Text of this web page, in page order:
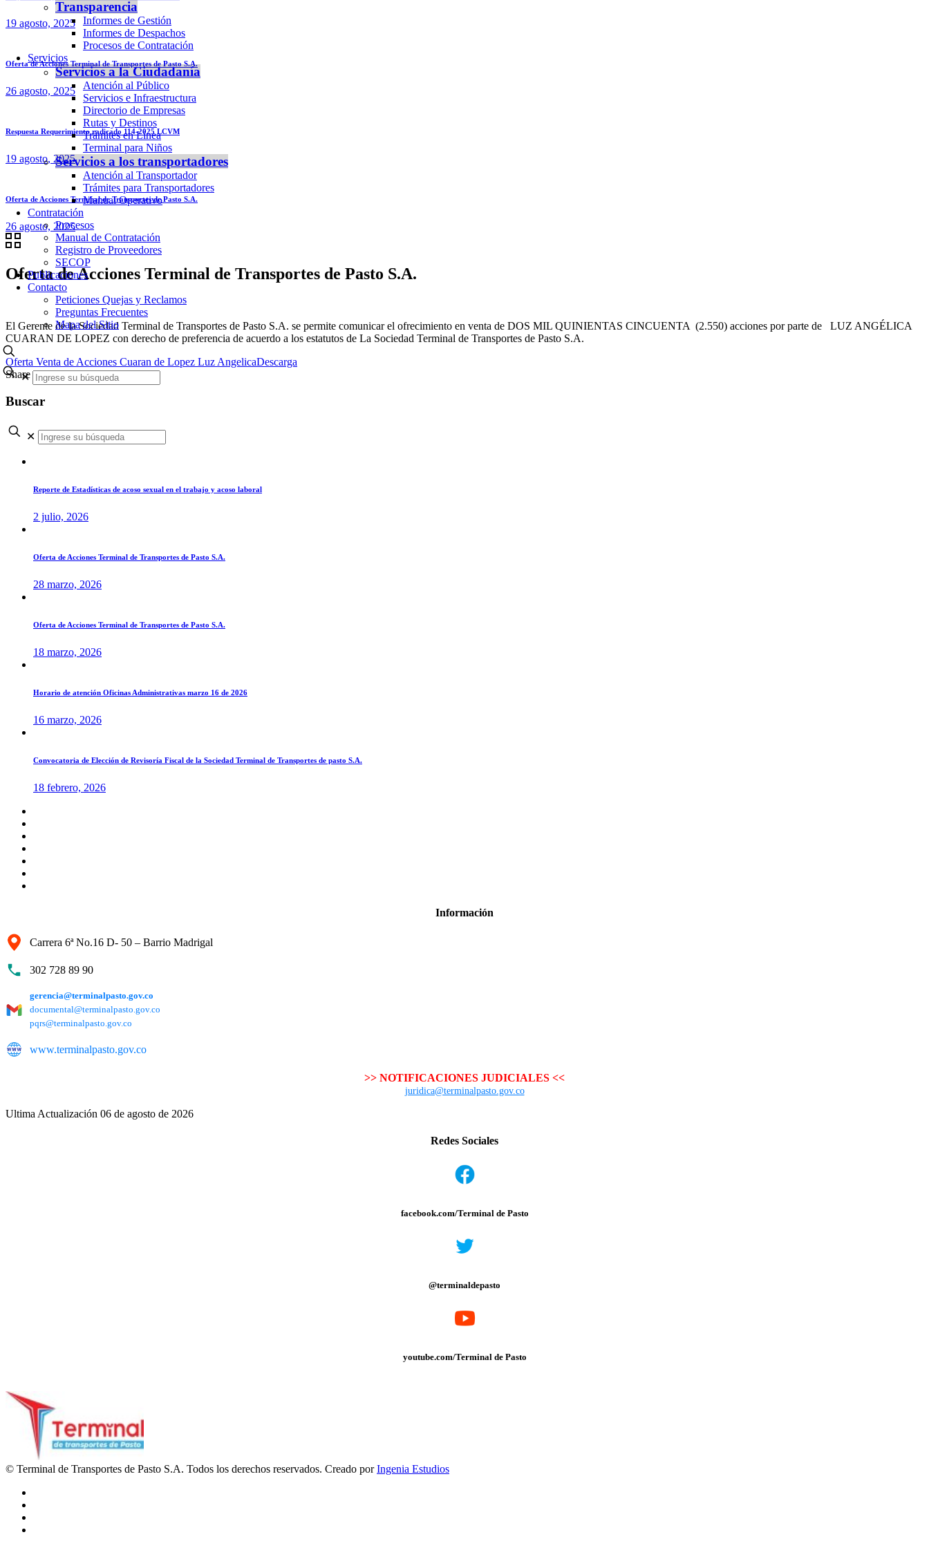
Transparencia
Informes de Gestión
Informes de Despachos
Procesos de Contratación
Servicios
Servicios a la Ciudadanía
Atención al Público
Servicios e Infraestructura
Directorio de Empresas
Rutas y Destinos
Trámites en Línea
Terminal para Niños
Servicios a los transportadores
Atención al Transportador
Trámites para Transportadores
Manual Operativo
Contratación
Procesos
Manual de Contratación
Registro de Proveedores
SECOP
Publicaciones
Contacto
Peticiones Quejas y Reclamos
Preguntas Frecuentes
Mapa del Sitio
✕
19 agosto, 2025
Oferta de Acciones Terminal de Transportes de Pasto S.A.
26 agosto, 2025
Respuesta Requerimiento radicado 114-2025 LCVM
19 agosto, 2025
Oferta de Acciones Terminal de Transportes de Pasto S.A.
26 agosto, 2025
Oferta de Acciones Terminal de Transportes de Pasto S.A.
El Gerente de la Sociedad Terminal de Transportes de Pasto S.A. se permite comunicar el ofrecimiento en venta de DOS MIL QUINIENTAS CINCUENTA (2.550) acciones por parte de LUZ ANGÉLICA
CUARAN DE LOPEZ con derecho de preferencia de acuerdo a los estatutos de La Sociedad Terminal de Transportes de Pasto S.A.
Oferta Venta de Acciones Cuaran de Lopez Luz AngelicaDescarga
Share
Buscar
✕
Reporte de Estadísticas de acoso sexual en el trabajo y acoso laboral
2 julio, 2026
Oferta de Acciones Terminal de Transportes de Pasto S.A.
28 marzo, 2026
Oferta de Acciones Terminal de Transportes de Pasto S.A.
18 marzo, 2026
Horario de atención Oficinas Administrativas marzo 16 de 2026
16 marzo, 2026
Convocatoria de Elección de Revisoría Fiscal de la Sociedad Terminal de Transportes de pasto S.A.
18 febrero, 2026
Información
Carrera 6ª No.16 D- 50 – Barrio Madrigal
302 728 89 90
gerencia@terminalpasto.gov.co
documental@terminalpasto.gov.co
pqrs@terminalpasto.gov.co
www.terminalpasto.gov.co
>> NOTIFICACIONES JUDICIALES <<
juridica@terminalpasto.gov.co
Ultima Actualización 06 de agosto de 2026
Redes Sociales
facebook.com/Terminal de Pasto
@terminaldepasto
youtube.com/Terminal de Pasto
© Terminal de Transportes de Pasto S.A. Todos los derechos reservados. Creado porIngenia Estudios